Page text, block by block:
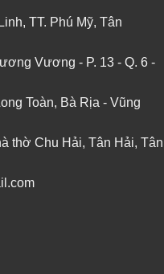
TT. Phú Mỹ, Tân
Vương - P. 13 - Q. 6 -
Toàn, Bà Rịa - Vũng
thờ Chu Hải, Tân Hải, Tân